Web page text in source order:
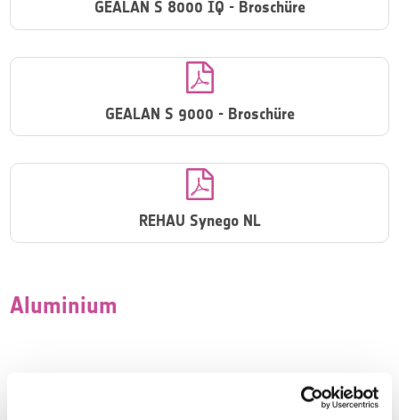
GEALAN S 8000 IQ - Broschüre

GEALAN S 9000 - Broschüre

REHAU Synego NL
Aluminium